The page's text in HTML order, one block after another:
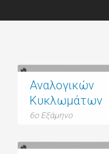
Αναλογικών
Κυκλωμάτων
6ο Εξάμηνο